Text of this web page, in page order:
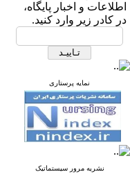
اطلاعات و اخبار پایگاه،
در کادر زیر وارد کنید.
نمایه پرستاری
نشریه مرور سیستماتیک